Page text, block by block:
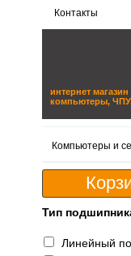
Контакты
интернет магазин
компьютеры,
Компьютеры и
Тип
Линейный